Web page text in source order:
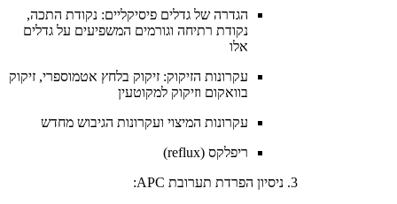
הגדרה של גדלים פיסיקליים: נקודת התכה,
נקודת רתיחה וגורמים המשפיעים על גדלים
אלו
עקרונות הזיקוק: זיקוק בלחץ אטמוספרי, זיקוק
בוואקום וזיקוק למקוטעין
עקרונות המיצוי ועקרונות הגיבוש מחדש
​ריפלקס (reflux)
ניסיון הפרדת תערובת APC: